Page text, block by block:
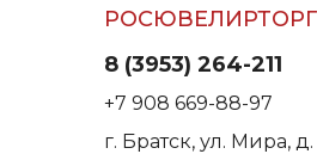
РОСЮВЕЛИРТОРГ
8 (3953) 264-211
+7 908 669-88-97
г. Братск, ул. Мира, д.